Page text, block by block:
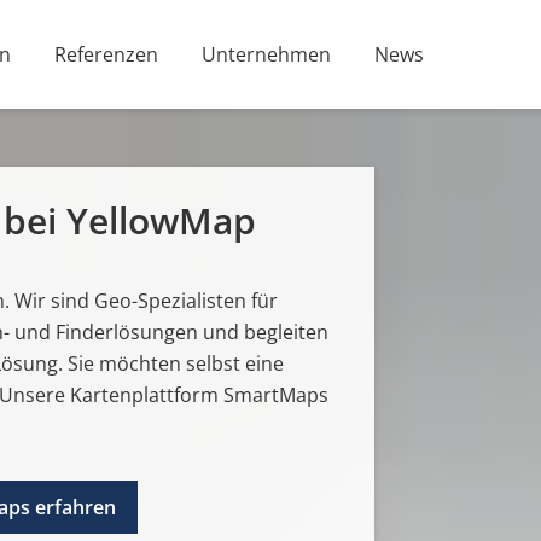
Referenzen Unternehmen News
YellowMap
Wir sind Geo-Spezialisten für
und Finderlösungen und begleiten
Sie möchten selbst eine
Kartenplattform SmartMaps
erfahren